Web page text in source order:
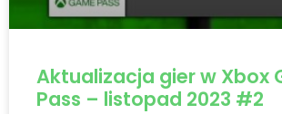
Aktualizacja gier w Xbox
Pass – listopad 2023 #2